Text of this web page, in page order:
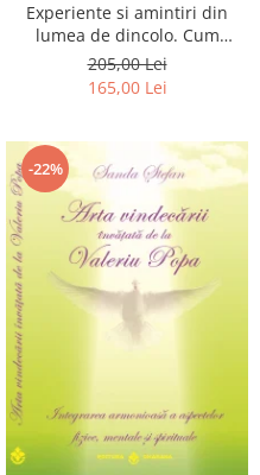
Experiente si amintiri din
lumea de dincolo. Cum
obtinem puteri
extrasenzoriale - cu exercitii
205,00 Lei
165,00 Lei
-22%